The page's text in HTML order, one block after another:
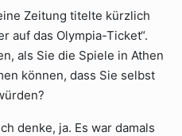
Zeitung titelte kürzlich
auf das Olympia-Ticket“.
als Sie die Spiele in Athen
können, dass Sie selbst
denke, ja. Es war damals